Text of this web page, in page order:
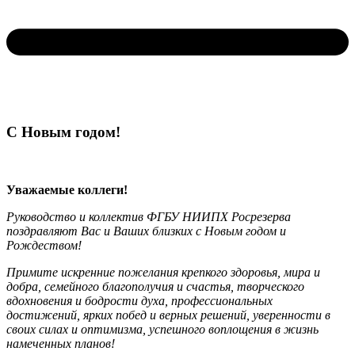
С Новым годом!
Уважаемые коллеги!
Руководство и коллектив ФГБУ НИИПХ Росрезерва
поздравляют Вас и Ваших близких с Новым годом и
Рождеством!
Примите искренние пожелания крепкого здоровья, мира и
добра, семейного благополучия и счастья, творческого
вдохновения и бодрости духа, профессиональных
достижений, ярких побед и верных решений, уверенности в
своих силах и оптимизма, успешного воплощения в жизнь
намеченных планов!